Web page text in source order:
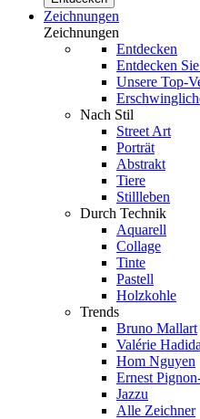
Zeichnungen
Zeichnungen
Entdecken
Entdecken
Unsere Top-
Nach Stil
Street Art
Porträt
Abstrakt
Tiere
Stillleben
Durch Technik
Aquarell
Collage
Tinte
Pastell
Holzkohle
Trends
Bruno Mallart
Valérie Hadida
Hom Nguyen
Ernest
Jazzu
Alle Zeichner